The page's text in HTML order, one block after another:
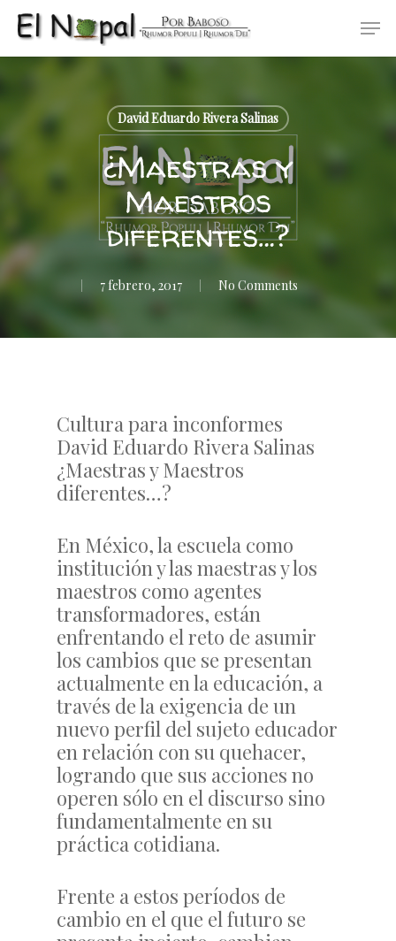
Skip
main
content
David Eduardo Rivera Salinas
¿Maestras y
Maestros
diferentes…?
7 febrero, 2017 No Comments
Cultura para inconformes
David Eduardo Rivera Salinas
¿Maestras y Maestros
diferentes…?
En México, la escuela como
institución y las maestras y los
maestros como agentes
transformadores, están
enfrentando el reto de asumir
los cambios que se presentan
actualmente en la educación, a
través de la exigencia de un
nuevo perfil del sujeto educador
en relación con su quehacer,
logrando que sus acciones no
operen sólo en el discurso sino
fundamentalmente en su
práctica cotidiana.
Frente a estos períodos de
cambio en el que el futuro se